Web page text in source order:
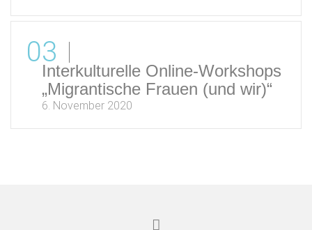
03
Interkulturelle Online-Workshops
„Migrantische Frauen (und wir)“
6. November 2020